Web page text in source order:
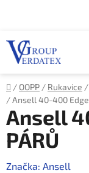
Domů
/ OOPP / Rukavice /
/Ansell 40-400 Edge
Ansell
PÁRŮ
Značka: Ansell